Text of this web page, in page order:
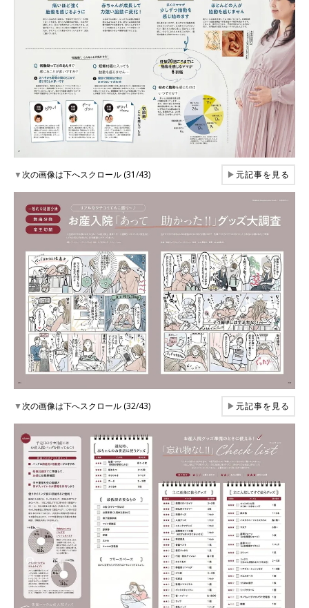
▼次の画像は下へスクロール (31/43) ▶元記事を見る
▼次の画像は下へスクロール (32/43) ▶元記事を見る